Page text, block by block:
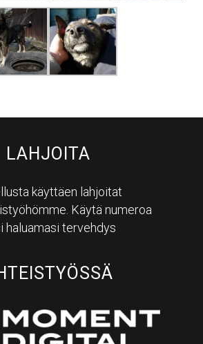
LAHJOITA
käyttäen lahjoitat
Käytä numeroa
haluamasi tervehdys